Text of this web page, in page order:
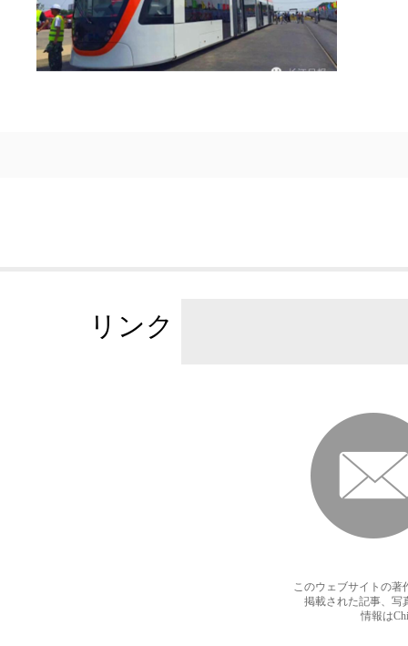
宿泊
リンク
このウェブサイトの著
掲載された記事、写
情報は